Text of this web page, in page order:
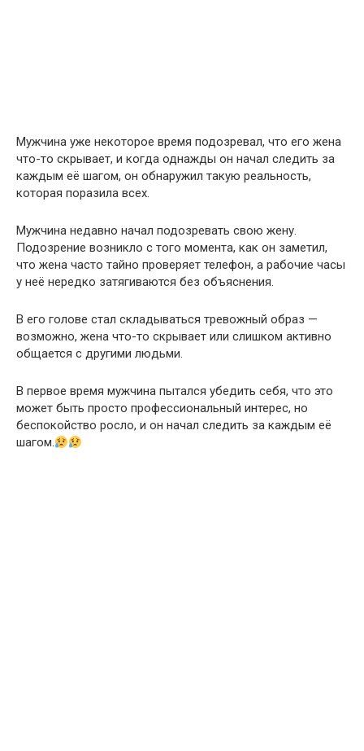
Мужчина уже некоторое время подозревал, что его жена
что-то скрывает, и когда однажды он начал следить за
каждым её шагом, он обнаружил такую реальность,
которая поразила всех.
Мужчина недавно начал подозревать свою жену.
Подозрение возникло с того момента, как он заметил,
что жена часто тайно проверяет телефон, а рабочие часы
у неё нередко затягиваются без объяснения.
В его голове стал складываться тревожный образ —
возможно, жена что-то скрывает или слишком активно
общается с другими людьми.
В первое время мужчина пытался убедить себя, что это
может быть просто профессиональный интерес, но
беспокойство росло, и он начал следить за каждым её
шагом.